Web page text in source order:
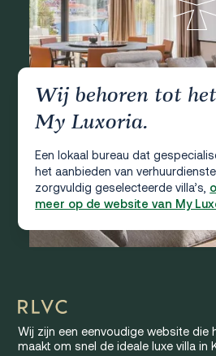
Wij behoren tot
My Luxoria.
Een lokaal bureau dat
het aanbieden van
zorgvuldig geselecteerde villa’s,
meer op de website van My
Wij zijn een eenvoudige website die
maakt om snel de ideale luxe villa in